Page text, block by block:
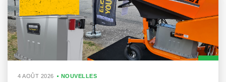
4 AOÛT 2026 NOUVELLES